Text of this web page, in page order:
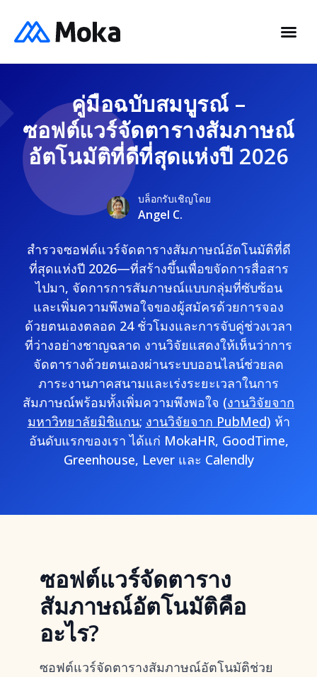
คู่มือฉบับสมบูรณ์ –
ซอฟต์แวร์จัดตารางสัมภาษณ์
อัตโนมัติที่ดีที่สุดแห่งปี 2026
บล็อกรับเชิญโดย
Angel C.
สำรวจซอฟต์แวร์จัดตารางสัมภาษณ์อัตโนมัติที่ดี
ที่สุดแห่งปี 2026—ที่สร้างขึ้นเพื่อขจัดการสื่อสาร
ไปมา, จัดการการสัมภาษณ์แบบกลุ่มที่ซับซ้อน
และเพิ่มความพึงพอใจของผู้สมัครด้วยการจอง
ด้วยตนเองตลอด 24 ชั่วโมงและการจับคู่ช่วงเวลา
ที่ว่างอย่างชาญฉลาด งานวิจัยแสดงให้เห็นว่าการ
จัดตารางด้วยตนเองผ่านระบบออนไลน์ช่วยลด
ภาระงานภาคสนามและเร่งระยะเวลาในการ
สัมภาษณ์พร้อมทั้งเพิ่มความพึงพอใจ (งานวิจัยจาก
มหาวิทยาลัยมิชิแกน; งานวิจัยจาก PubMed) ห้า
อันดับแรกของเรา ได้แก่ MokaHR, GoodTime,
Greenhouse, Lever และ Calendly
ซอฟต์แวร์จัดตาราง
สัมภาษณ์อัตโนมัติคือ
อะไร?
ซอฟต์แวร์จัดตารางสัมภาษณ์อัตโนมัติช่วย